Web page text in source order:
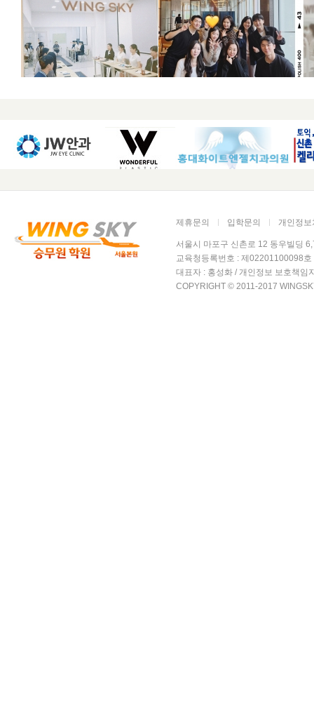
제휴문의 입학문의 개인정보
서울시 마포구 신촌로 12 동우빌딩
교육청등록번호 : 제02201100098
대표자 : 홍성화 / 개인정보 보호책임
COPYRIGHT © 2011-2017